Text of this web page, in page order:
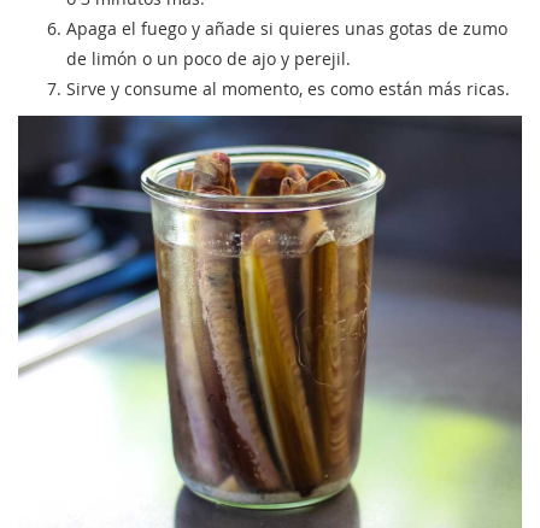
Apaga el fuego y añade si quieres unas gotas de zumo
de limón o un poco de ajo y perejil.
Sirve y consume al momento, es como están más ricas.